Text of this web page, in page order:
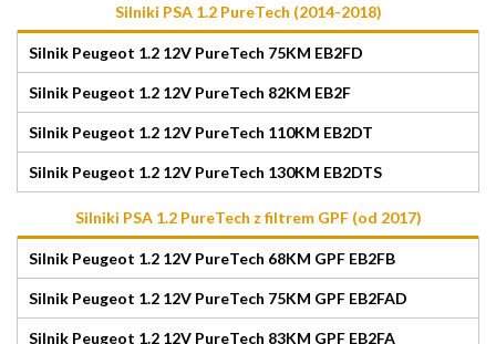
Silniki PSA 1.2 PureTech (2014-2018)
Silnik Peugeot 1.2 12V PureTech 75KM EB2FD
Silnik Peugeot 1.2 12V PureTech 82KM EB2F
Silnik Peugeot 1.2 12V PureTech 110KM EB2DT
Silnik Peugeot 1.2 12V PureTech 130KM EB2DTS
Silniki PSA 1.2 PureTech z filtrem GPF (od 2017)
Silnik Peugeot 1.2 12V PureTech 68KM GPF EB2FB
Silnik Peugeot 1.2 12V PureTech 75KM GPF EB2FAD
Silnik Peugeot 1.2 12V PureTech 83KM GPF EB2FA